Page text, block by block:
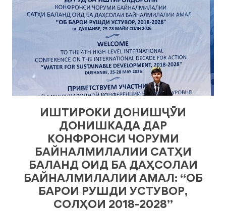
ИШТИРОКИ ДОНИШҶӮИ
ДОНИШКАДА ДАР
КОНФРОНСИ ЧОРУМИ
БАЙНАЛМИЛАЛИИ САТҲИ
БАЛАНД ОИД БА ДАҲСОЛАИ
БАЙНАЛМИЛАЛИИ АМАЛ: “ОБ
БАРОИ РУШДИ УСТУВОР,
СОЛҲОИ 2018-2028”